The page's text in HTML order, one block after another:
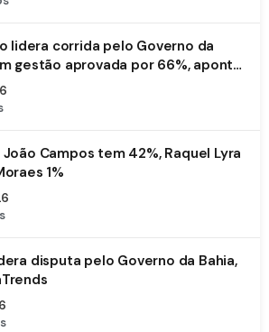
lidera corrida pelo Governo da
gestão aprovada por 66%, aponta
Campos tem 42%, Raquel Lyra
1%
disputa pelo Governo da Bahia,